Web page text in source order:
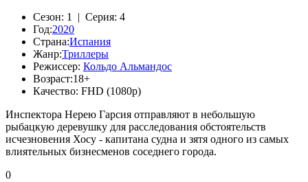
Сезон: 1 | Серия: 4
Год:2020
Страна:Испания
Жанр:Триллеры
Режиссер: Кольдо Альмандос
Возраст:18+
Качество: FHD (1080p)
Инспектора Нерею Гарсия отправляют в небольшую
рыбацкую деревушку для расследования обстоятельств
исчезновения Хосу - капитана судна и зятя одного из самых
влиятельных бизнесменов соседнего города.
0